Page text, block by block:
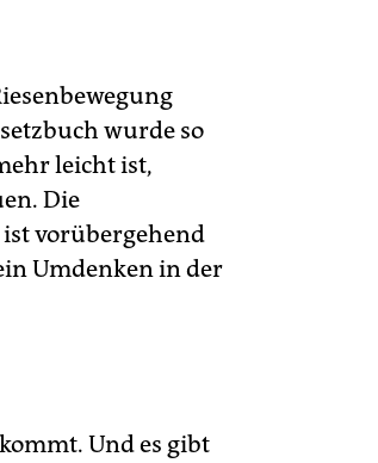
wurde so
leicht ist,
Die
vorübergehend
Umdenken in der
Und es gibt